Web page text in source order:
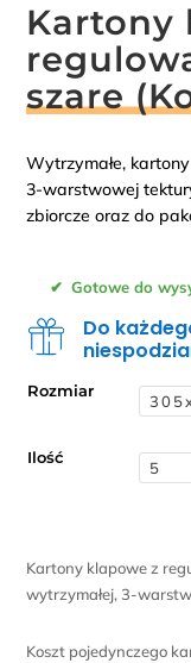
Kartony
szare
Wytrzymałe,
3-warstwowej
zbiorcze oraz do
✔ Gotowe do
Do
Rozmiar
Ilość
Kartony klapowe z
wytrzymałej, 3-
Koszt pojedynczego